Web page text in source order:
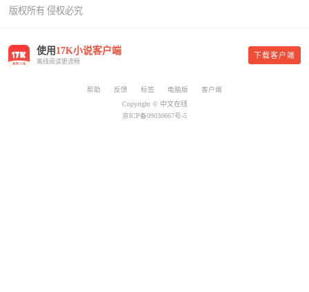
版权所有 侵权必究
使用 17K小说客户端
离线阅读更流畅
下载客户端
帮助 反馈 标签 电脑版
客户端
Copyright © 中文在线
京ICP备09030667号-5